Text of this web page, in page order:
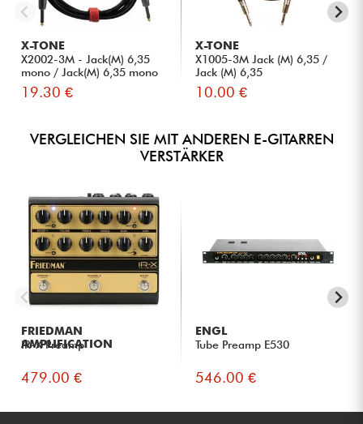
X-TONE
X2002-3M - Jack(M) 6,35
mono / Jack(M) 6,35 mono
S...
19.30 €
X-TONE
X1005-3M Jack (M) 6,35 /
Jack (M) 6,35
10.00 €
VERGLEICHEN SIE MIT ANDEREN E-GITARREN
VERSTÄRKER
FRIEDMAN
AMPLIFICATION
IR-X Preamp
479.00 €
ENGL
Tube Preamp E530
546.00 €